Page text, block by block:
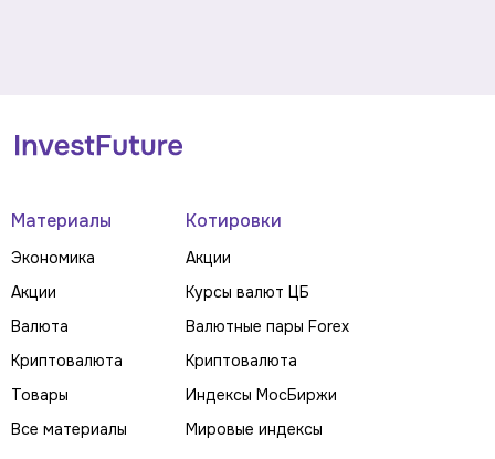
Материалы
Экономика
Акции
Валюта
Криптовалюта
Товары
Все материалы
Котировки
Акции
Курсы валют ЦБ
Валютные пары Forex
Криптовалюта
Индексы МосБиржи
Мировые индексы